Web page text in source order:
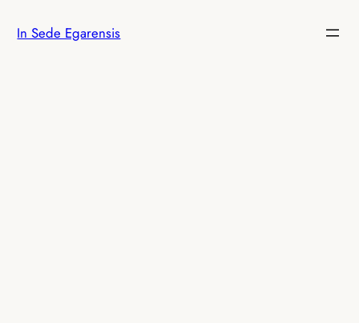
In Sede Egarensis